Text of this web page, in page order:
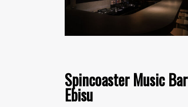
Spincoaster Music Bar
Ebisu